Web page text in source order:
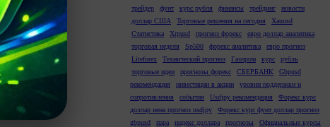
трейдер
фунт курс рубля финансы трейдинг
новости
доллар США
Торговые решения на сегодня
Xauusd
Статистика
Xrpusd прогноз форекс
евро доллар аналитика
торговая неделя
Sp500 форекс аналитика
евро прогноз
Liteforex
Технический прогноз Газпром курс
рубль
торговые идеи
прогнозы форекс СБЕРБАНК
Gbpusd
рекомендация
инвестиции в акции
уровни поддержки и
сопротивления
события Usdjpy рекомендация
Форекс курс
доллар иена прогноз usdjpy
Форекс курс фунт доллар прогноз
gbpusd
пара индекс доллара прогнозы
Официальные курсы